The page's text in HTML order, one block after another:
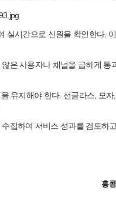
실시간으로 신원을 확인한다.
은 사용자나 채널을 급하게 통
유지해야 한다. 선글라스, 모
집하여 서비스 성과를 검토하
홍